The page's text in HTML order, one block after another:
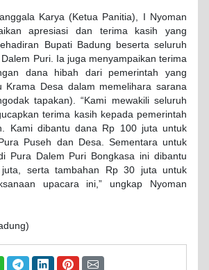
Karya (Ketua Panitia), I Nyoman
apresiasi dan terima kasih yang
Bupati Badung beserta seluruh
Puri. Ia juga menyampaikan terima
dana hibah dari pemerintah yang
Krama Desa dalam memelihara sarana
tapakan). “Kami mewakili seluruh
terima kasih kepada pemerintah
Kami dibantu dana Rp 100 juta untuk
Puseh dan Desa. Sementara untuk
Pura Dalem Puri Bongkasa ini dibantu
serta tambahan Rp 30 juta untuk
upacara ini,” ungkap Nyoman